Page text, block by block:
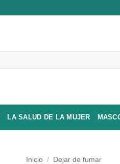
LA SALUD DE LA MUJER
Inicio / Dejar de fumar